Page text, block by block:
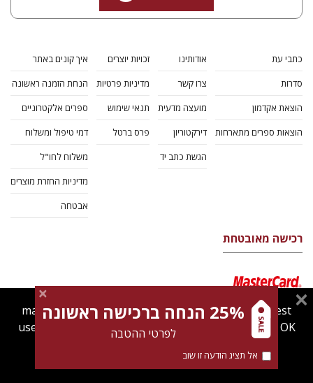
כתבי עת
סדרות
הוצאת אקדמון
הוצאות ספרים מתארחות
אודותינו
צרו קשר
מועצה מדעית
דירקטוריון
הגשת כתב יד
זכויות יוצרים
מדיניות פרטיות
תנאי שימוש
פרס ברטל
איך קונים באתר
הנחת הזמנה ראשונה
ספרים אלקטרוניים
דמי טיפול ומשלוח
משלוח לחו"ל
מדיניות החזרת מוצרים
אבטחה
רכישה מאובטחת
magnespress.co.il uses cookies to give you the best
user experience. Using this website means you're OK
Find out more about ourcookies policy
25% הנחה ברכישה ראשונה
לפרטי ההטבה
אל תציג הודעה זו שוב